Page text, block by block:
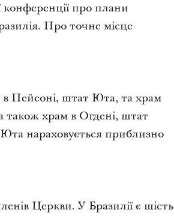
конференції про плани
Про точне місце
в Пейсоні, штат Юта, та храм
також храм в Огдені, штат
нараховується приблизно
Церкви. У Бразилії є шість